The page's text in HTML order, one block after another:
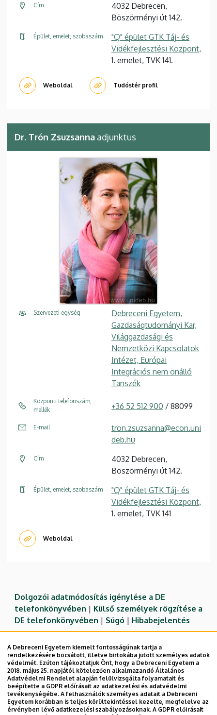
Cím
4032 Debrecen,
Böszörményi út 142.
Épület, emelet, szobaszám
"Q" épület GTK Táj- és
Vidékfejlesztési Központ,
1. emelet, TVK 141.
Weboldal Tudóstér profil
Dr. Trón Zsuzsanna adjunktus
Szervezeti egység
Debreceni Egyetem,
Gazdaságtudományi Kar,
Világgazdasági és
Nemzetközi Kapcsolatok
Intézet, Európai
Integrációs nem önálló
Tanszék
Központi telefonszám,
mellék
+36 52 512 900 / 88099
E-mail
tron.zsuzsanna@econ.uni
deb.hu
Cím
4032 Debrecen,
Böszörményi út 142.
Épület, emelet, szobaszám
"Q" épület GTK Táj- és
Vidékfejlesztési Központ,
1. emelet, TVK 141
Weboldal
Dolgozói adatmódosítás igénylése a DE
telefonkönyvében | Külső személyek rögzítése a
DE telefonkönyvében | Súgó | Hibabejelentés
A Debreceni Egyetem kiemelt fontosságúnak tartja a
rendelkezésére bocsátott, illetve birtokába jutott személyes adatok
védelmét. Ezúton tájékoztatjuk Önt, hogy a Debreceni Egyetem a
2018. május 25. napjától kötelezően alkalmazandó Általános
Adatvédelmi Rendelet alapján felülvizsgálta folyamatait és
beépítette a GDPR előírásait az adatkezelési és adatvédelmi
tevékenységébe. A felhasználók személyes adatait a Debreceni
Egyetem korábban is teljes körültekintéssel kezelte, megfelelve az
érvényben lévő adatkezelési szabályozásoknak. A GDPR előírásait